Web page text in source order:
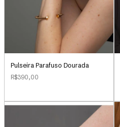
Pulseira Parafuso Dourada
R$390,00